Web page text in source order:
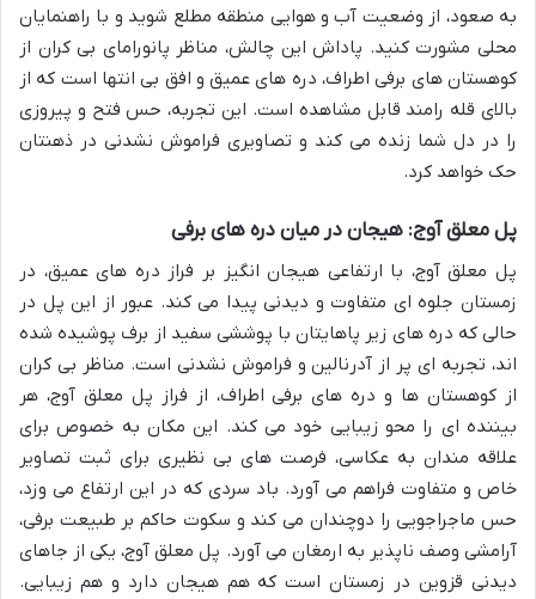
به صعود، از وضعیت آب و هوایی منطقه مطلع شوید و با راهنمایان
محلی مشورت کنید. پاداش این چالش، مناظر پانورامای بی کران از
کوهستان های برفی اطراف، دره های عمیق و افق بی انتها است که از
بالای قله رامند قابل مشاهده است. این تجربه، حس فتح و پیروزی
را در دل شما زنده می کند و تصاویری فراموش نشدنی در ذهنتان
حک خواهد کرد.
پل معلق آوج: هیجان در میان دره های برفی
پل معلق آوج، با ارتفاعی هیجان انگیز بر فراز دره های عمیق، در
زمستان جلوه ای متفاوت و دیدنی پیدا می کند. عبور از این پل در
حالی که دره های زیر پاهایتان با پوششی سفید از برف پوشیده شده
اند، تجربه ای پر از آدرنالین و فراموش نشدنی است. مناظر بی کران
از کوهستان ها و دره های برفی اطراف، از فراز پل معلق آوج، هر
بیننده ای را محو زیبایی خود می کند. این مکان به خصوص برای
علاقه مندان به عکاسی، فرصت های بی نظیری برای ثبت تصاویر
خاص و متفاوت فراهم می آورد. باد سردی که در این ارتفاع می وزد،
حس ماجراجویی را دوچندان می کند و سکوت حاکم بر طبیعت برفی،
آرامشی وصف ناپذیر به ارمغان می آورد. پل معلق آوج، یکی از جاهای
دیدنی قزوین در زمستان است که هم هیجان دارد و هم زیبایی.